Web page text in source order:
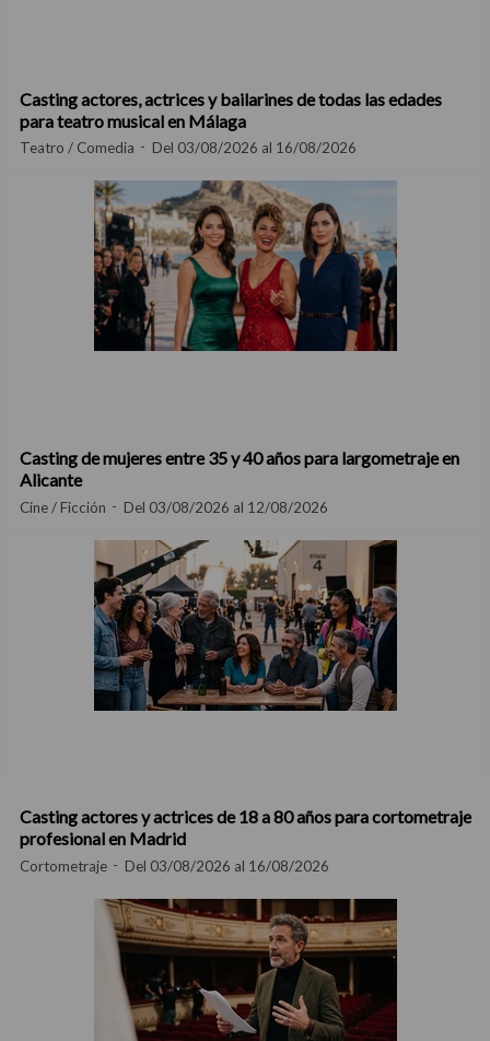
Casting actores, actrices y bailarines de todas las edades
para teatro musical en Málaga
Teatro / Comedia Del 03/08/2026 al 16/08/2026
Casting de mujeres entre 35 y 40 años para largometraje en
Alicante
Cine / Ficción Del 03/08/2026 al 12/08/2026
Casting actores y actrices de 18 a 80 años para cortometraje
profesional en Madrid
Cortometraje Del 03/08/2026 al 16/08/2026